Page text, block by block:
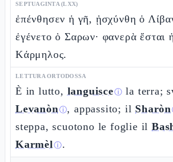
SEPTUAGINTA (LXX)
ἐπένθησεν ἡ γῆ, ᾐσχύνθη ὁ
ἐγένετο ὁ Σαρων· φανερὰ ἔσται
Κάρμηλος.
LETTURA ORTODOSSA
È in lutto, languisceⓘ la terra;
Levanònⓘ, appassito; il Sharòn
steppa, scuotono le foglie il
Karmèlⓘ.